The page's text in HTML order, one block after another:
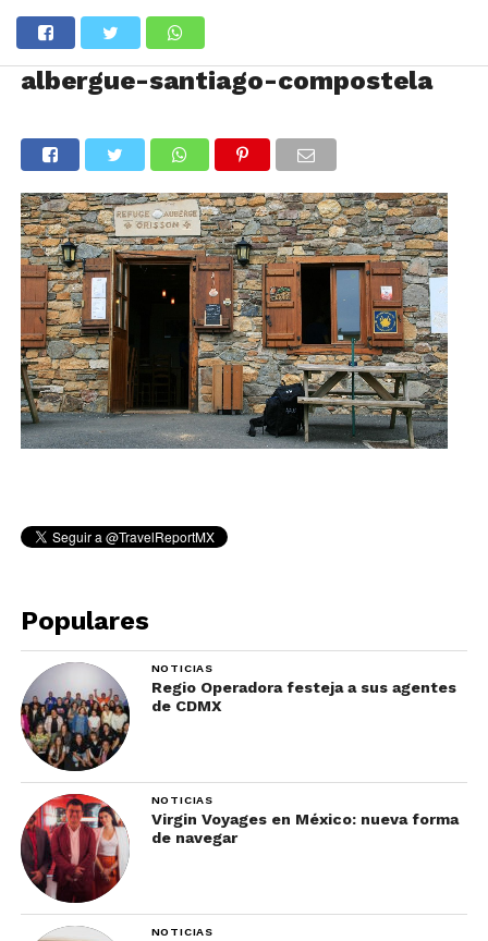
albergue-santiago-compostela
Populares
NOTICIAS
Regio Operadora festeja a sus agentes
de CDMX
NOTICIAS
Virgin Voyages en México: nueva forma
de navegar
NOTICIAS